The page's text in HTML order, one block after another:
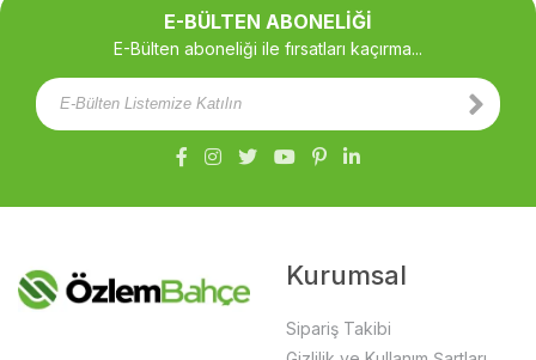
E-BÜLTEN ABONELİĞİ
E-Bülten aboneliği ile fırsatları kaçırma...
Kurumsal
Sipariş Takibi